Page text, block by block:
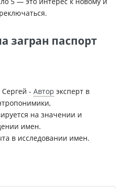
загран паспорт
- Автор эксперт в
на значении и
имен.
в исследовании имен.